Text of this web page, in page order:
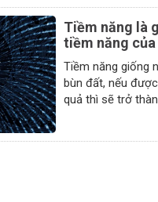
Tiềm năng là
tiềm năng
Tiềm năng giống
bùn đất, nếu
quả thì sẽ trở